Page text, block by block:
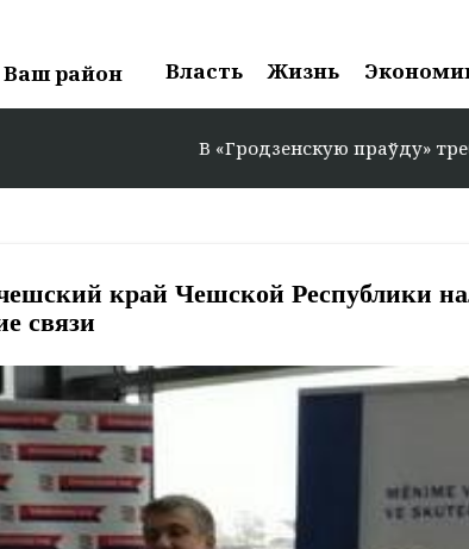
Ваш район Власть Жизнь
В «Гродзенскую праўду»
край Чешской Республики
связи